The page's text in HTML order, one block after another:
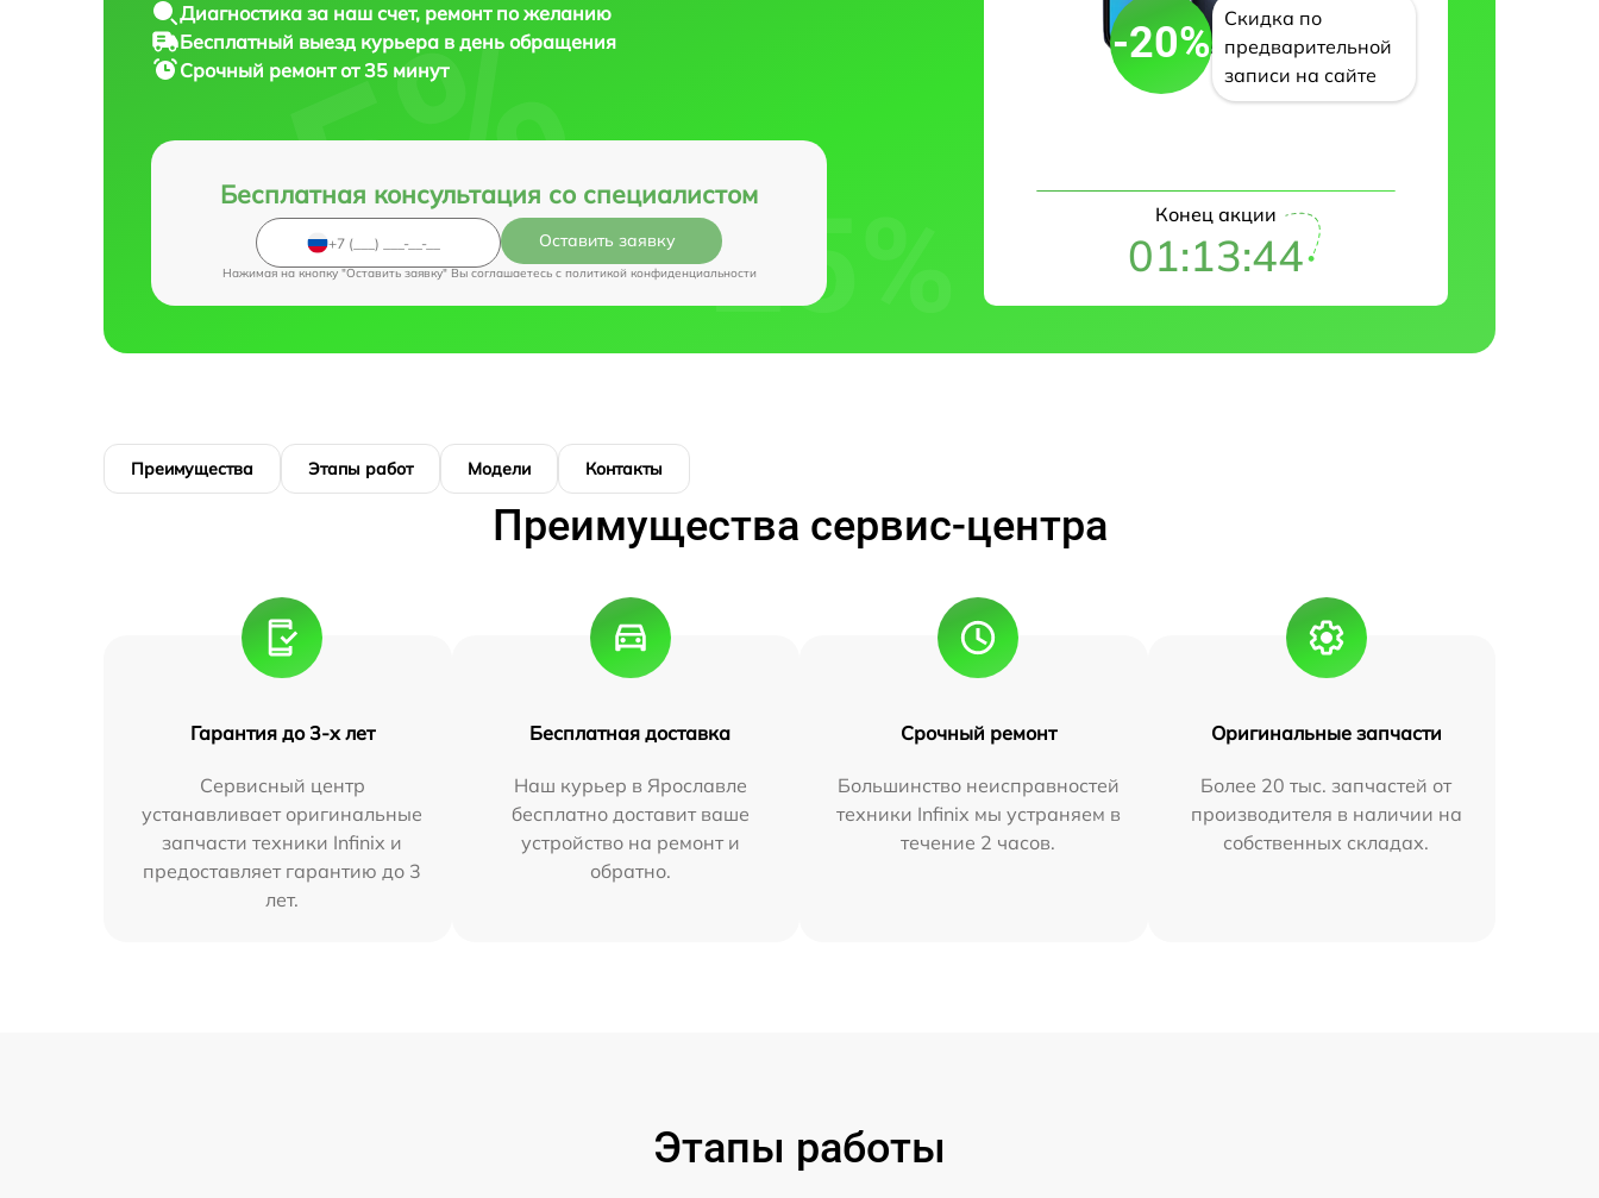
Диагностика за наш счет, ремонт по желанию
Бесплатный выезд курьера в день обращения
Срочный ремонтот 35 минут
Бесплатная консультация со специалистом
Оставить заявку
Нажимая на кнопку "Оставить заявку" Вы соглашаетесь c политикой конфиденциальности
-20%
Скидка по
предварительной
записи на сайте
Конец акции
01:13:43
Преимущества Этапы работ Модели Контакты
Преимущества сервис-центра
Гарантия до 3-х лет
Сервисный центр
устанавливает оригинальные
запчасти техники Infinix и
предоставляет гарантию до 3
лет.
Бесплатная доставка
Наш курьер в Ярославле
бесплатно доставит ваше
устройство на ремонт и
обратно.
Срочный ремонт
Большинство неисправностей
техники Infinix мы устраняем в
течение 2 часов.
Оригинальные запчасти
Более 20 тыс. запчастей от
производителя в наличии на
собственных складах.
Этапы работы